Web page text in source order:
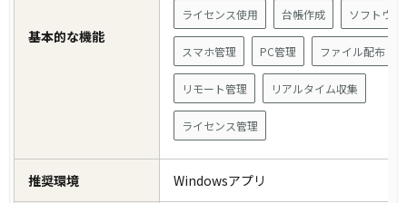
基本的な機能
ライセンス使用 台帳作成 ソフトウ
スマホ管理 PC管理 ファイル配布
リモート管理 リアルタイム収集
ライセンス管理
推奨環境 Windowsアプリ